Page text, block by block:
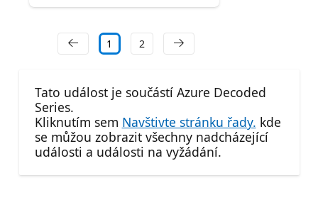
1 2
Tato událost je součástí Azure Decoded
Series.
Kliknutím sem Navštivte stránku řady. kde
se můžou zobrazit všechny nadcházející
události a události na vyžádání.